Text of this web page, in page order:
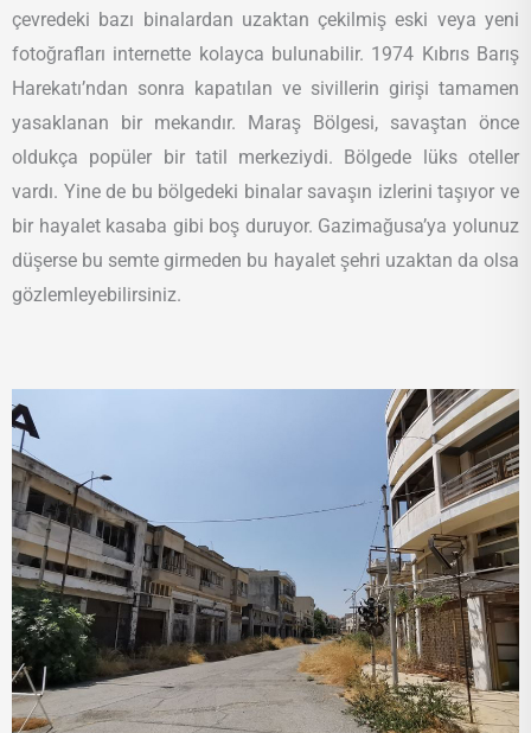
çevredeki bazı binalardan uzaktan çekilmiş eski veya yeni
fotoğrafları internette kolayca bulunabilir. 1974 Kıbrıs Barış
Harekatı’ndan sonra kapatılan ve sivillerin girişi tamamen
yasaklanan bir mekandır. Maraş Bölgesi, savaştan önce
oldukça popüler bir tatil merkeziydi. Bölgede lüks oteller
vardı. Yine de bu bölgedeki binalar savaşın izlerini taşıyor ve
bir hayalet kasaba gibi boş duruyor. Gazimağusa’ya yolunuz
düşerse bu semte girmeden bu hayalet şehri uzaktan da olsa
gözlemleyebilirsiniz.